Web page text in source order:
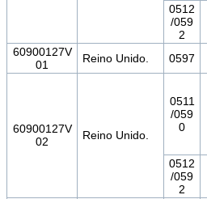
0512
/059
2
60900127V
01
Reino Unido. 0597
60900127V
02
Reino Unido.
0511
/059
0
0512
/059
2